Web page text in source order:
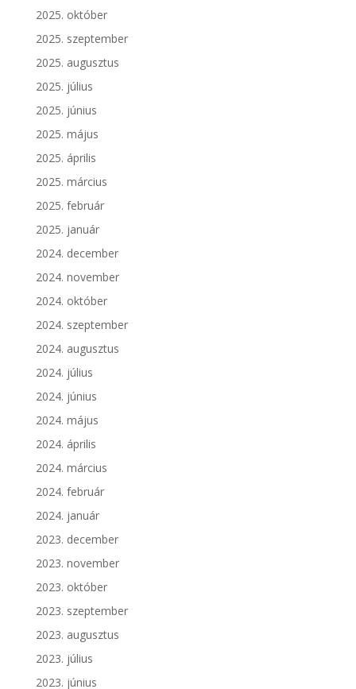
2025. október
2025. szeptember
2025. augusztus
2025. július
2025. június
2025. május
2025. április
2025. március
2025. február
2025. január
2024. december
2024. november
2024. október
2024. szeptember
2024. augusztus
2024. július
2024. június
2024. május
2024. április
2024. március
2024. február
2024. január
2023. december
2023. november
2023. október
2023. szeptember
2023. augusztus
2023. július
2023. június